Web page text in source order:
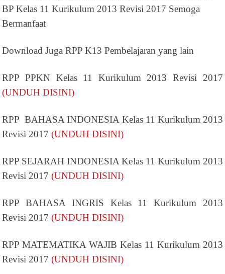
BP Kelas 11 Kurikulum 2013 Revisi 2017 Semoga
Bermanfaat
Download Juga RPP K13 Pembelajaran yang lain
RPP PPKN Kelas 11 Kurikulum 2013 Revisi 2017
(UNDUH DISINI)
RPP BAHASA INDONESIA Kelas 11 Kurikulum 2013
Revisi 2017(UNDUH DISINI)
RPP SEJARAH INDONESIA Kelas 11 Kurikulum 2013
Revisi 2017 (UNDUH DISINI)
RPP BAHASA INGRIS Kelas 11 Kurikulum 2013
Revisi 2017(UNDUH DISINI)
RPP MATEMATIKA WAJIB Kelas 11 Kurikulum 2013
Revisi 2017(UNDUH DISINI)